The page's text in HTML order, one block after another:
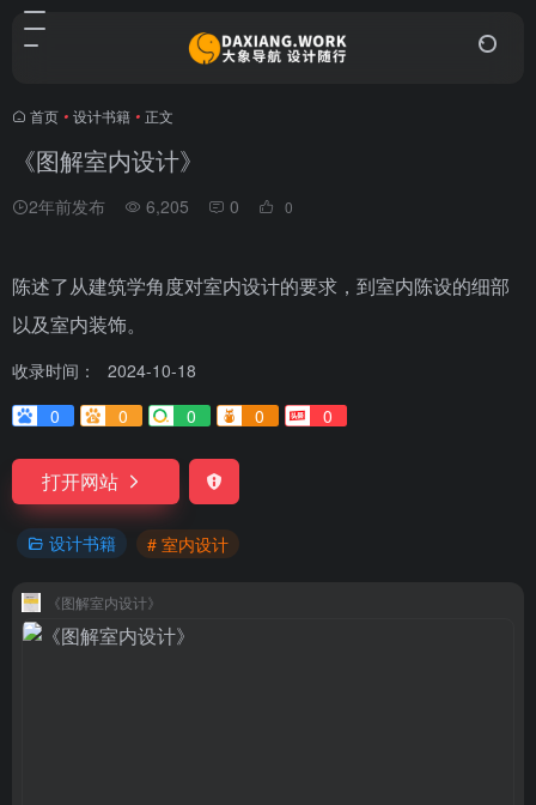
首页 • 设计书籍 • 正文
《图解室内设计》
2年前发布 6,205 0 0
陈述了从建筑学角度对室内设计的要求，到室内陈设的细部
以及室内装饰。
收录时间：
2024-10-18
0
0 0 0 0
打开网站
设计书籍 # 室内设计
《图解室内设计》